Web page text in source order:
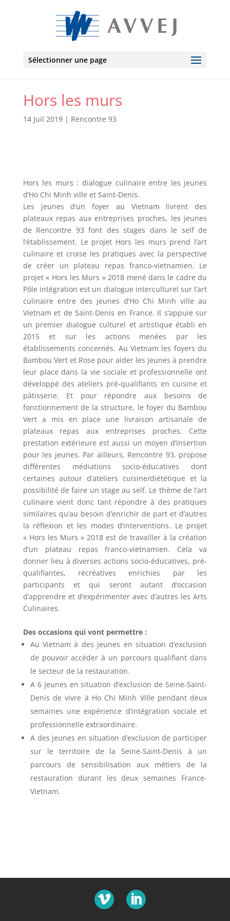
Sélectionner une page
Hors les murs
14 Juil 2019| Rencontre 93
Hors les murs : dialogue culinaire entre les jeunes
d’Ho Chi Minh ville et Saint-Denis.
Les jeunes d’un foyer au Vietnam livrent des
plateaux repas aux entreprises proches, les jeunes
de Rencontre 93 font des stages dans le self de
l’établissement. Le projet Hors les murs prend l’art
culinaire et croise les pratiques avec la perspective
de créer un plateau repas franco-vietnamien. Le
projet « Hors les Murs » 2018 mené dans le cadre du
Pôle intégration est un dialogue interculturel sur l’art
culinaire entre des jeunes d’Ho Chi Minh ville au
Vietnam et de Saint-Denis en France. Il s’appuie sur
un premier dialogue culturel et artistique établi en
2015 et sur les actions menées par les
établissements concernés. Au Vietnam les foyers du
Bambou Vert et Rose pour aider les jeunes à prendre
leur place dans la vie sociale et professionnelle ont
développé des ateliers pré-qualifiants en cuisine et
pâtisserie. Et pour répondre aux besoins de
fonctionnement de la structure, le foyer du Bambou
Vert a mis en place une livraison artisanale de
plateaux repas aux entreprises proches. Cette
prestation extérieure est aussi un moyen d’insertion
pour les jeunes. Par ailleurs, Rencontre 93, propose
différentes médiations socio-éducatives dont
certaines autour d’ateliers cuisine/diététique et la
possibilité de faire un stage au self. Le thème de l’art
culinaire vient donc tant répondre à des pratiques
similaires qu’au besoin d’enrichir de part et d’autres
la réflexion et les modes d’interventions. Le projet
« Hors les Murs » 2018 est de travailler à la création
d’un plateau repas franco-vietnamien. Cela va
donner lieu à diverses actions socio-éducatives, pré-
qualifiantes, récréatives enrichies par les
participants et qui seront autant d’occasion
d’apprendre et d’expérimenter avec d’autres les Arts
Culinaires.
Des occasions qui vont permettre :
Au Vietnam à des jeunes en situation d’exclusion
de pouvoir accéder à un parcours qualifiant dans
le secteur de la restauration.
A 6 jeunes en situation d’exclusion de Seine-Saint-
Denis de vivre à Ho Chi Minh Ville pendant deux
semaines une expérience d’intégration sociale et
professionnelle extraordinaire.
A des jeunes en situation d’exclusion de participer
sur le territoire de la Seine-Saint-Denis à un
parcours de sensibilisation aux métiers de la
restauration durant les deux semaines France-
Vietnam.